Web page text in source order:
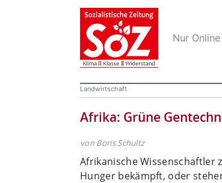
Nur Online
Landwirtschaft
Afrika: Grüne
von Boris Schultz
Afrikanische Wissenschaftler
Hunger bekämpft, oder